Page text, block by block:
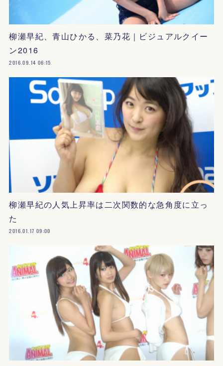
柳瀬早紀、青山ひかる、菜乃花｜ビジュアルクイー
ン2016
2016.09.14 06:15
柳瀬早紀の人気上昇率は二次関数的な急角度に立っ
た
2016.01.17 09:00